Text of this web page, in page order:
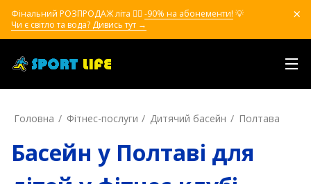
Фінальний РОЗПРОДАЖ літа ❤️‍🔥 -90% на абонементи! 💡
Чи є світло та вода? Дивись тут →
Головна Фітнес-послуги Дитячий басейн Полтава
Басейн у Полтаві для